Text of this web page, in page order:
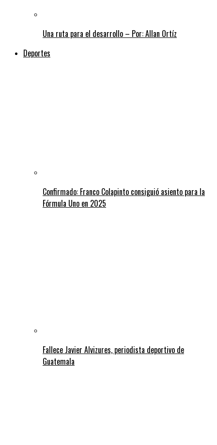
Una ruta para el desarrollo – Por: Allan Ortíz
Deportes
Confirmado: Franco Colapinto consiguió asiento para la
Fórmula Uno en 2025
Fallece Javier Alvizures, periodista deportivo de
Guatemala